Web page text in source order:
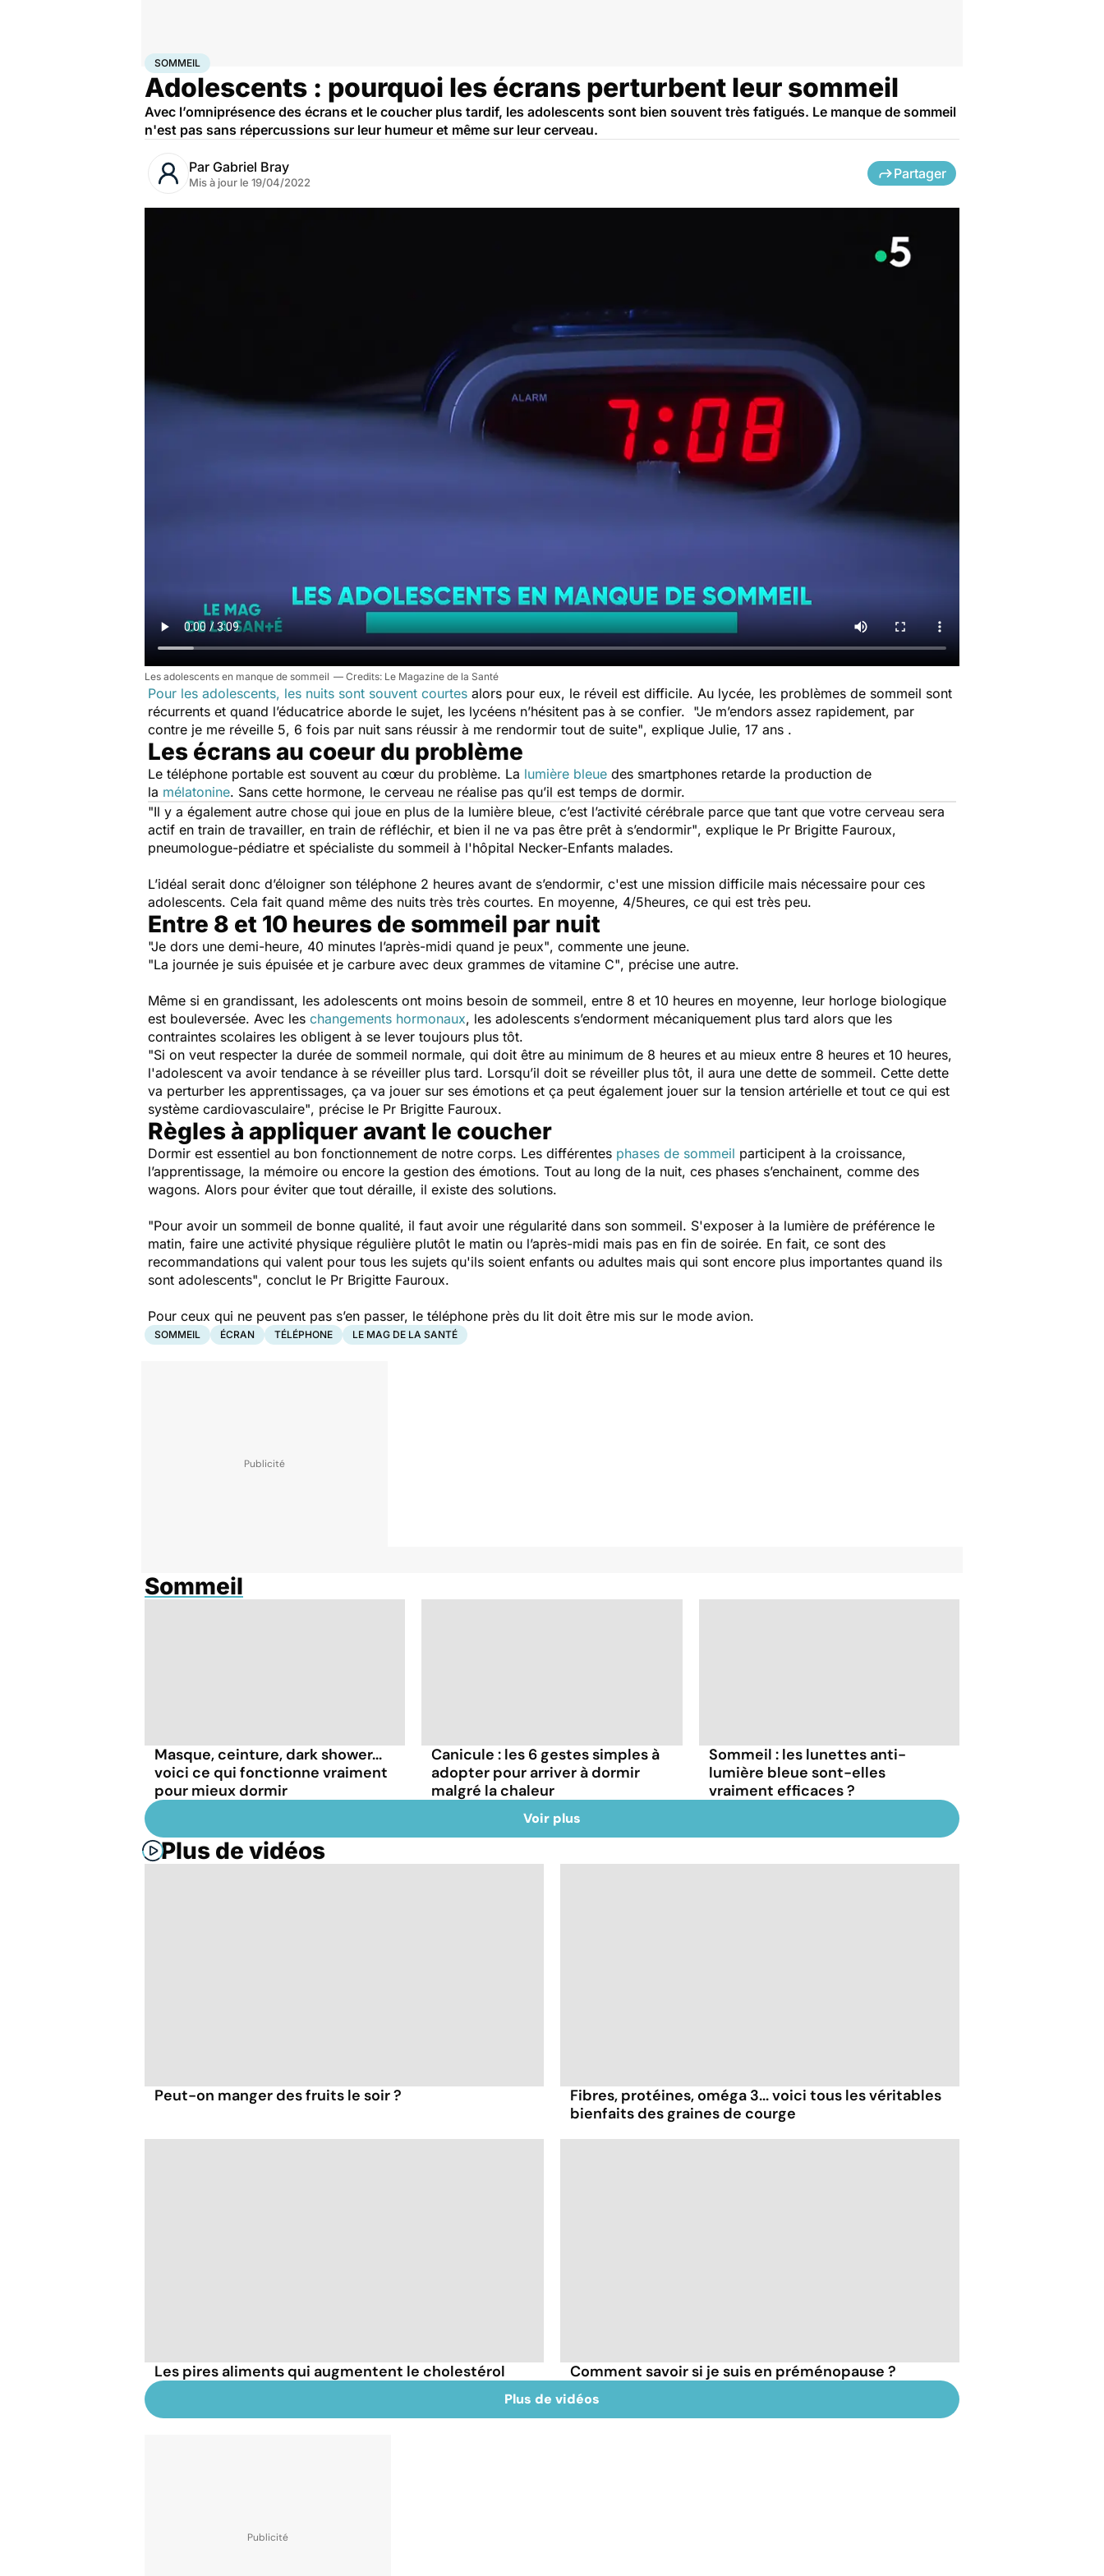
AccueilSanté Sommeil
SOMMEIL
Adolescents : pourquoi les écrans perturbent leur sommeil
Avec l’omniprésence des écrans et le coucher plus tardif, les adolescents sont bien souvent très fatigués. Le manque de sommeil
n'est pas sans répercussions sur leur humeur et même sur leur cerveau.
Par Gabriel Bray
Mis à jour le 19/04/2022
Partager
Les adolescents en manque de sommeil Le Magazine de la Santé
Pour les adolescents, les nuits sont souvent courtes alors pour eux, le réveil est difficile. Au lycée, les problèmes de sommeil sont
récurrents et quand l’éducatrice aborde le sujet, les lycéens n’hésitent pas à se confier. "Je m’endors assez rapidement, par
contre je me réveille 5, 6 fois par nuit sans réussir à me rendormir tout de suite", explique Julie, 17 ans .
Les écrans au coeur du problème
Le téléphone portable est souvent au cœur du problème. La lumière bleue des smartphones retarde la production de
la mélatonine. Sans cette hormone, le cerveau ne réalise pas qu’il est temps de dormir.
"Il y a également autre chose qui joue en plus de la lumière bleue, c’est l’activité cérébrale parce que tant que votre cerveau sera
actif en train de travailler, en train de réfléchir, et bien il ne va pas être prêt à s’endormir", explique le Pr Brigitte Fauroux,
pneumologue-pédiatre et spécialiste du sommeil à l'hôpital Necker-Enfants malades.
L’idéal serait donc d’éloigner son téléphone 2 heures avant de s’endormir, c'est une mission difficile mais nécessaire pour ces
adolescents. Cela fait quand même des nuits très très courtes. En moyenne, 4/5heures, ce qui est très peu.
Entre 8 et 10 heures de sommeil par nuit
"Je dors une demi-heure, 40 minutes l’après-midi quand je peux", commente une jeune.
"La journée je suis épuisée et je carbure avec deux grammes de vitamine C", précise une autre.
Même si en grandissant, les adolescents ont moins besoin de sommeil, entre 8 et 10 heures en moyenne, leur horloge biologique
est bouleversée. Avec les changements hormonaux, les adolescents s’endorment mécaniquement plus tard alors que les
contraintes scolaires les obligent à se lever toujours plus tôt.
"Si on veut respecter la durée de sommeil normale, qui doit être au minimum de 8 heures et au mieux entre 8 heures et 10 heures,
l'adolescent va avoir tendance à se réveiller plus tard. Lorsqu’il doit se réveiller plus tôt, il aura une dette de sommeil. Cette dette
va perturber les apprentissages, ça va jouer sur ses émotions et ça peut également jouer sur la tension artérielle et tout ce qui est
système cardiovasculaire", précise le Pr Brigitte Fauroux.
Règles à appliquer avant le coucher
Dormir est essentiel au bon fonctionnement de notre corps. Les différentes phases de sommeil participent à la croissance,
l’apprentissage, la mémoire ou encore la gestion des émotions. Tout au long de la nuit, ces phases s’enchainent, comme des
wagons. Alors pour éviter que tout déraille, il existe des solutions.
"Pour avoir un sommeil de bonne qualité, il faut avoir une régularité dans son sommeil. S'exposer à la lumière de préférence le
matin, faire une activité physique régulière plutôt le matin ou l’après-midi mais pas en fin de soirée. En fait, ce sont des
recommandations qui valent pour tous les sujets qu'ils soient enfants ou adultes mais qui sont encore plus importantes quand ils
sont adolescents", conclut le Pr Brigitte Fauroux.
Pour ceux qui ne peuvent pas s’en passer, le téléphone près du lit doit être mis sur le mode avion.
SOMMEIL ÉCRAN TÉLÉPHONE LE MAG DE LA SANTÉ
Sommeil
Masque, ceinture, dark shower...
voici ce qui fonctionne vraiment
pour mieux dormir
Canicule : les 6 gestes simples à
adopter pour arriver à dormir
malgré la chaleur
Sommeil : les lunettes anti-
lumière bleue sont-elles
vraiment efficaces ?
Voir plus
Plus de vidéos
Peut-on manger des fruits le soir ?
Fibres, protéines, oméga 3... voici tous les véritables
bienfaits des graines de courge
Les pires aliments qui augmentent le cholestérol Comment savoir si je suis en préménopause ?
Plus de vidéos